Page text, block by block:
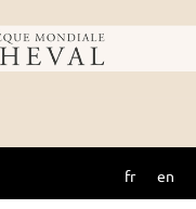
fr en